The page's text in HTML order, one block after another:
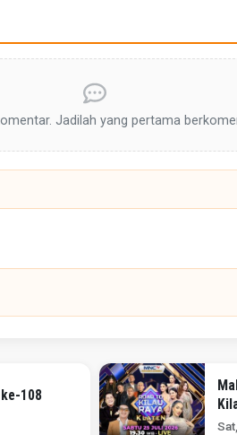
Jadilah yang pertama
108